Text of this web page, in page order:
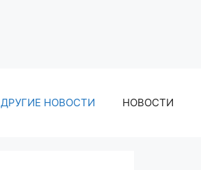
ДРУГИЕ НОВОСТИ НОВОСТИ